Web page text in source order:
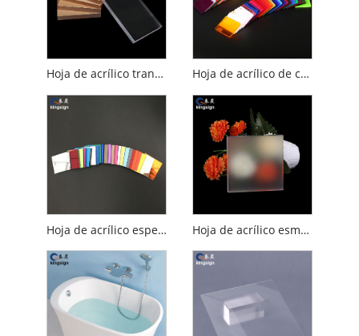
Hoja de acrílico transparente Hoja de acrílico de color
Hoja de acrílico espejo Hoja de acrílico esmerilado